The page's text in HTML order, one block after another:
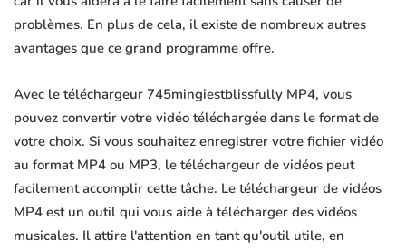
problèmes. En plus de cela, il existe de nombreux autres
avantages que ce grand programme offre.
Avec le téléchargeur 745mingiestblissfully MP4, vous
pouvez convertir votre vidéo téléchargée dans le format de
votre choix. Si vous souhaitez enregistrer votre fichier vidéo
au format MP4 ou MP3, le téléchargeur de vidéos peut
facilement accomplir cette tâche. Le téléchargeur de vidéos
MP4 est un outil qui vous aide à télécharger des vidéos
musicales. Il attire l'attention en tant qu'outil utile, en